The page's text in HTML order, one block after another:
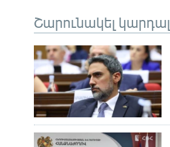
Շարունակել կարդալ